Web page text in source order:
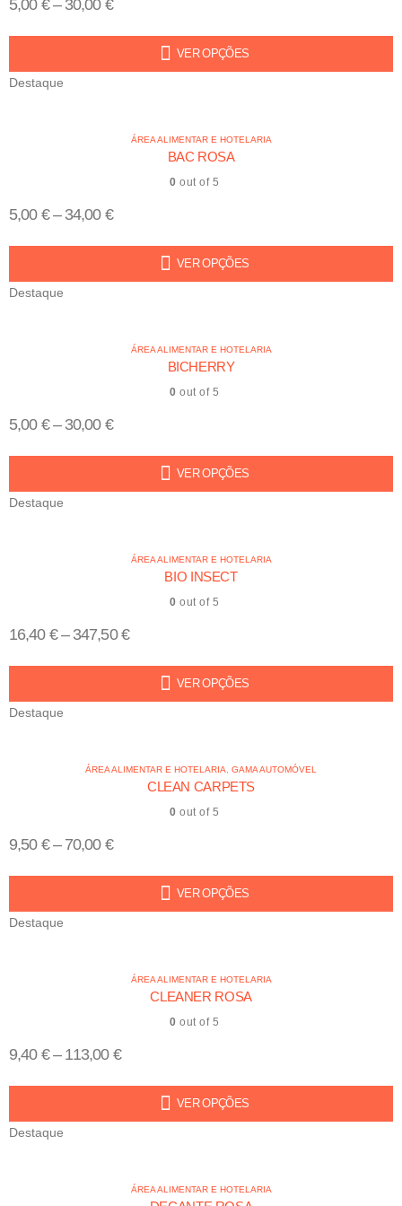
5,00 €– 30,00 €
VER OPÇÕES
Destaque
ÁREA ALIMENTAR E HOTELARIA
BAC ROSA
0 out of 5
5,00 €– 34,00 €
VER OPÇÕES
Destaque
ÁREA ALIMENTAR E HOTELARIA
BICHERRY
0 out of 5
5,00 €– 30,00 €
VER OPÇÕES
Destaque
ÁREA ALIMENTAR E HOTELARIA
BIO INSECT
0 out of 5
16,40 €– 347,50€
VER OPÇÕES
Destaque
ÁREA ALIMENTAR E HOTELARIA, GAMA AUTOMÓVEL
CLEAN CARPETS
0 out of 5
9,50 €– 70,00 €
VER OPÇÕES
Destaque
ÁREA ALIMENTAR E HOTELARIA
CLEANER ROSA
0 out of 5
9,40 €– 113,00 €
VER OPÇÕES
Destaque
ÁREA ALIMENTAR E HOTELARIA